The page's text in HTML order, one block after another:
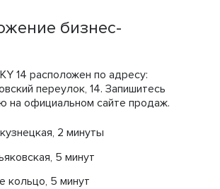
бизнес-
14 расположен по адресу:
переулок, 14. Запишитесь
на официальном сайте продаж.
2 минуты
5 минут
кольцо, 5 минут